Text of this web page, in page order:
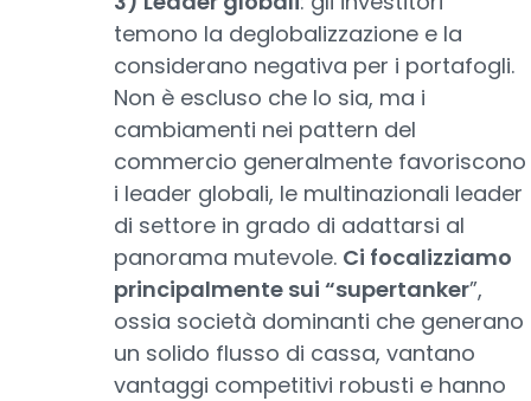
temono la deglobalizzazione e la
considerano negativa per i portafogli.
Non è escluso che lo sia, ma i
cambiamenti nei pattern del
commercio generalmente favoriscono
i leader globali, le multinazionali leader
di settore in grado di adattarsi al
panorama mutevole. Ci focalizziamo
principalmente sui “supertanker”,
ossia società dominanti che generano
un solido flusso di cassa, vantano
vantaggi competitivi robusti e hanno